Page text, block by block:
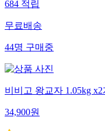
684적립
무료배송
44명구매중
비비고 왕교자 1.05kg
34,900원